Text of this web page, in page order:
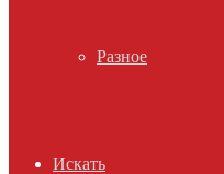
Разное
Искать